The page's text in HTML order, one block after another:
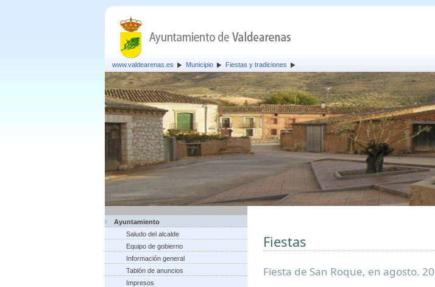
www.valdearenas.es Municipio Fiestas y tradiciones
Ayuntamiento
Saludo del alcalde
Equipo de gobierno
Información general
Tablón de anuncios
Impresos
Fiestas
Fiesta de San Roque, en agosto.